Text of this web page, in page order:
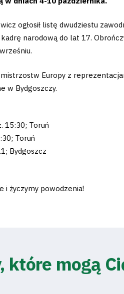
ogłosił listę dwudziestu
narodową do lat 17.
Europy z
w Bydgoszczy.
15:30; Toruń
Toruń
Bydgoszcz
i życzymy powodzenia!
które mogą